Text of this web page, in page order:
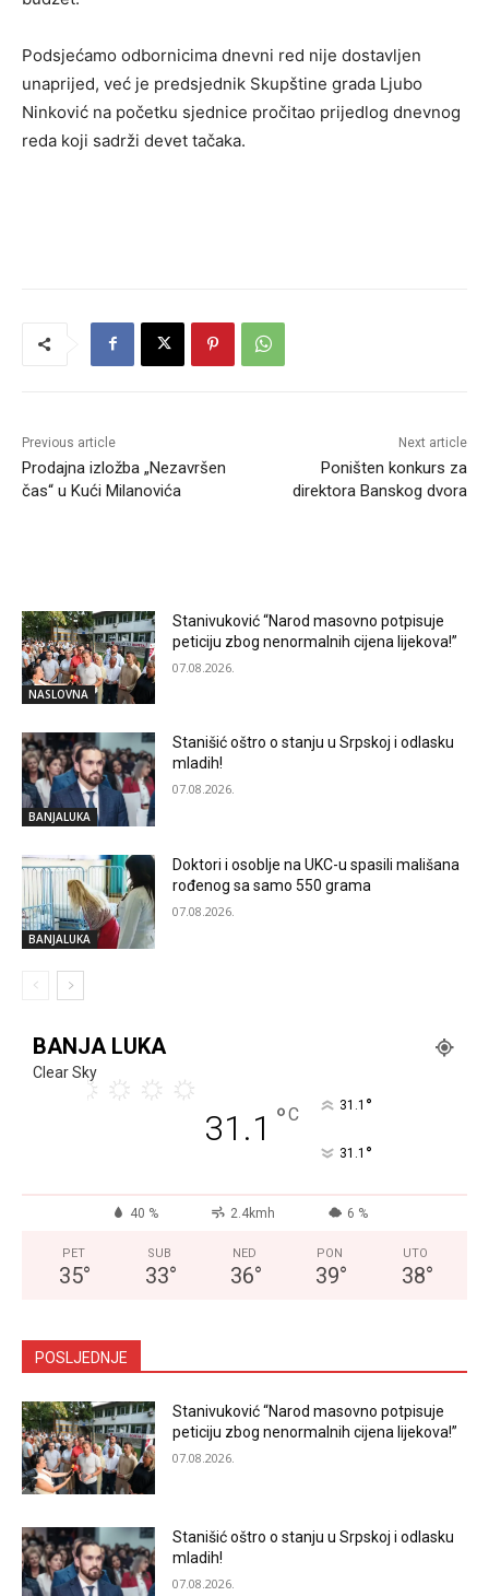
Podsjećamo odbornicima dnevni red nije dostavljen
unaprijed, već je predsjednik Skupštine grada Ljubo
Ninković na početku sjednice pročitao prijedlog dnevnog
reda koji sadrži devet tačaka.
Previous article
Prodajna izložba „Nezavršen
čas“ u Kući Milanovića
Next article
Poništen konkurs za
direktora Banskog dvora
NASLOVNA
Stanivuković “Narod masovno potpisuje
peticiju zbog nenormalnih cijena lijekova!”
07.08.2026.
BANJALUKA
Stanišić oštro o stanju u Srpskoj i odlasku
mladih!
07.08.2026.
BANJALUKA
Doktori i osoblje na UKC-u spasili mališana
rođenog sa samo 550 grama
07.08.2026.
BANJA LUKA
Clear Sky
31.1 °C 31.1 °
31.1 °
40 % 2.4kmh 6 %
PET
35°
SUB
33°
NED
36°
PON
39°
UTO
38°
POSLJEDNJE
Stanivuković “Narod masovno potpisuje
peticiju zbog nenormalnih cijena lijekova!”
07.08.2026.
Stanišić oštro o stanju u Srpskoj i odlasku
mladih!
07.08.2026.